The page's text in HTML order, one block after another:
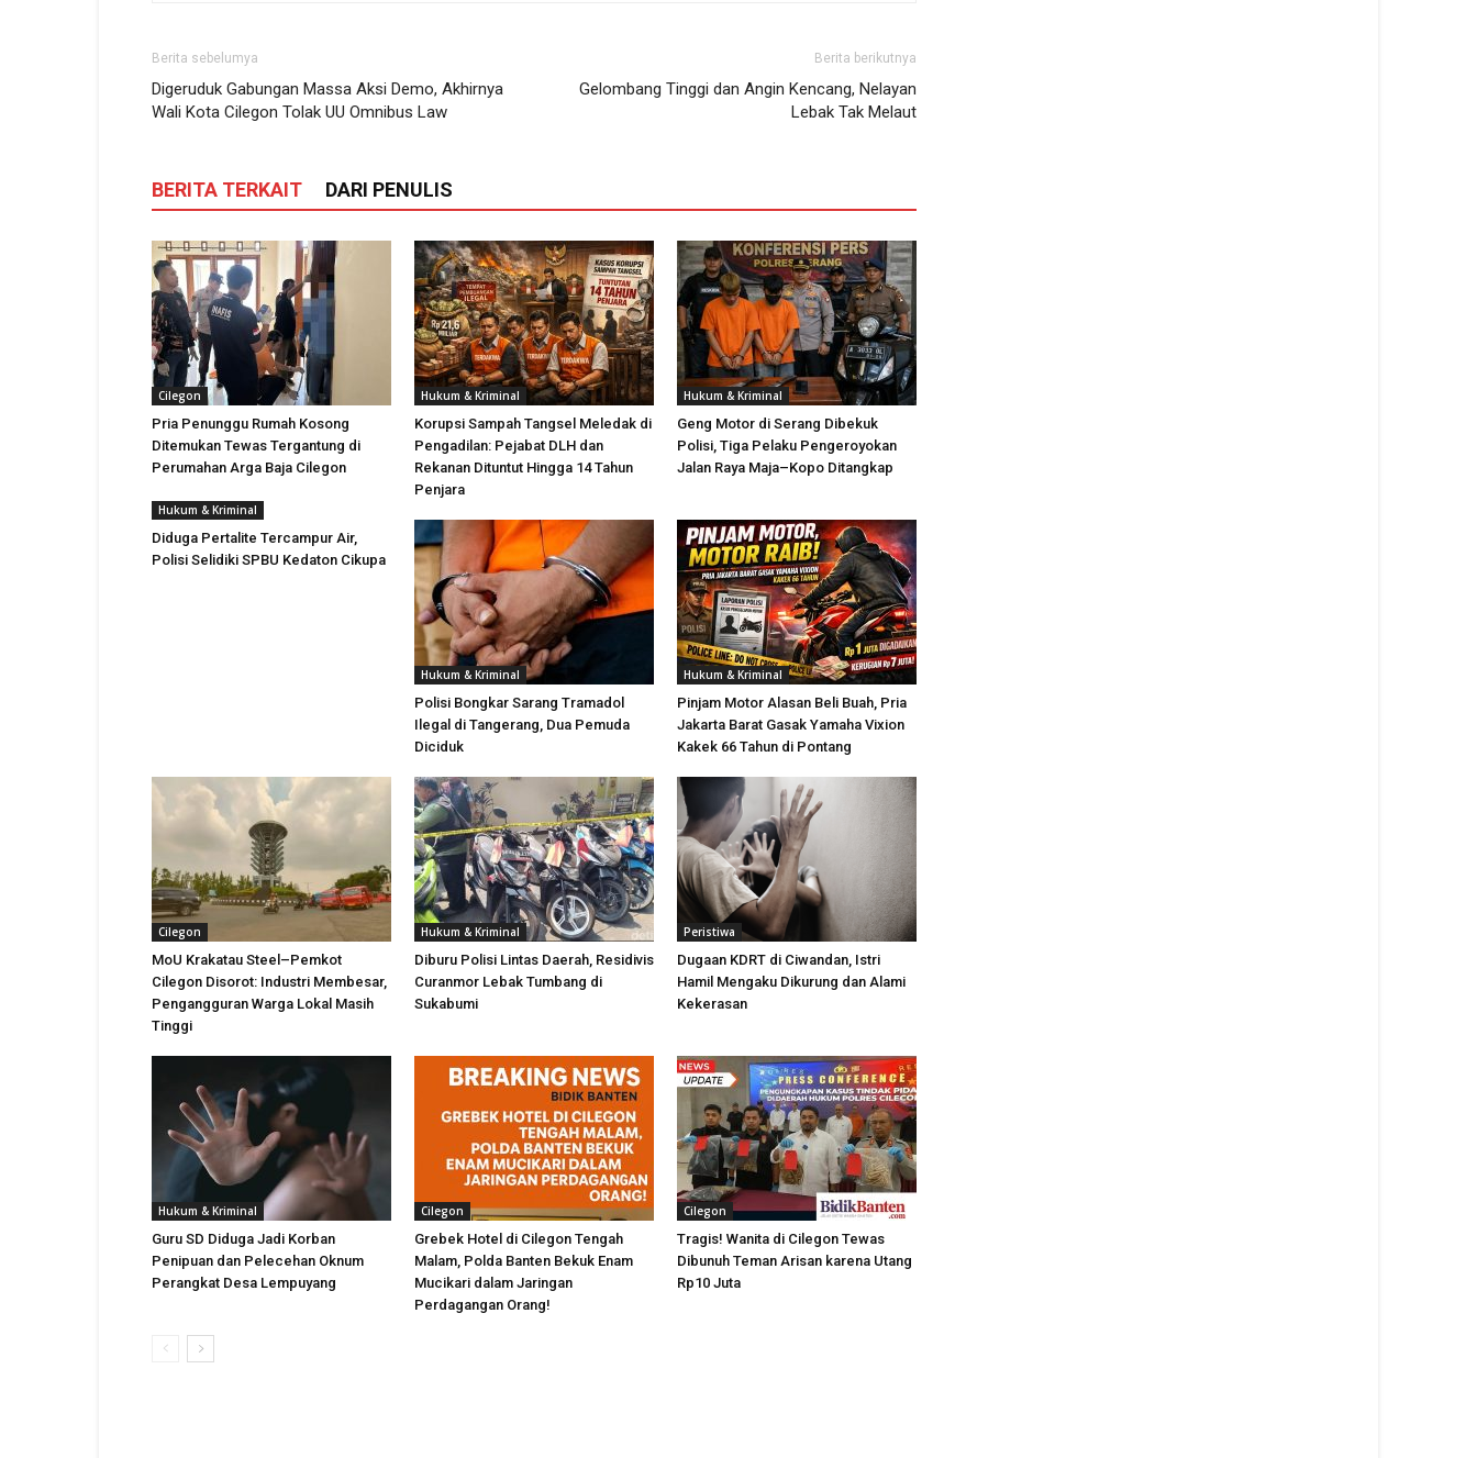
Berita sebelumya
Digeruduk Gabungan Massa Aksi Demo, Akhirnya
Wali Kota Cilegon Tolak UU Omnibus Law
Berita berikutnya
Gelombang Tinggi dan Angin Kencang, Nelayan
Lebak Tak Melaut
BERITA TERKAIT DARI PENULIS
Cilegon
Pria Penunggu Rumah Kosong
Ditemukan Tewas Tergantung di
Perumahan Arga Baja Cilegon
Hukum & Kriminal
Korupsi Sampah Tangsel Meledak di
Pengadilan: Pejabat DLH dan
Rekanan Dituntut Hingga 14 Tahun
Penjara
Hukum & Kriminal
Geng Motor di Serang Dibekuk
Polisi, Tiga Pelaku Pengeroyokan
Jalan Raya Maja–Kopo Ditangkap
Hukum & Kriminal
Diduga Pertalite Tercampur Air,
Polisi Selidiki SPBU Kedaton Cikupa
Hukum & Kriminal
Polisi Bongkar Sarang Tramadol
Ilegal di Tangerang, Dua Pemuda
Diciduk
Hukum & Kriminal
Pinjam Motor Alasan Beli Buah, Pria
Jakarta Barat Gasak Yamaha Vixion
Kakek 66 Tahun di Pontang
Cilegon
MoU Krakatau Steel–Pemkot
Cilegon Disorot: Industri Membesar,
Pengangguran Warga Lokal Masih
Tinggi
Hukum & Kriminal
Diburu Polisi Lintas Daerah, Residivis
Curanmor Lebak Tumbang di
Sukabumi
Peristiwa
Dugaan KDRT di Ciwandan, Istri
Hamil Mengaku Dikurung dan Alami
Kekerasan
Hukum & Kriminal
Guru SD Diduga Jadi Korban
Penipuan dan Pelecehan Oknum
Perangkat Desa Lempuyang
Cilegon
Grebek Hotel di Cilegon Tengah
Malam, Polda Banten Bekuk Enam
Mucikari dalam Jaringan
Perdagangan Orang!
Cilegon
Tragis! Wanita di Cilegon Tewas
Dibunuh Teman Arisan karena Utang
Rp10 Juta